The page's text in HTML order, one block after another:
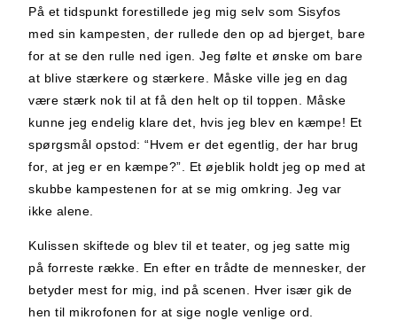
På et tidspunkt forestillede jeg mig selv som Sisyfos
med sin kampesten, der rullede den op ad bjerget, bare
for at se den rulle ned igen. Jeg følte et ønske om bare
at blive stærkere og stærkere. Måske ville jeg en dag
være stærk nok til at få den helt op til toppen. Måske
kunne jeg endelig klare det, hvis jeg blev en kæmpe! Et
spørgsmål opstod: “Hvem er det egentlig, der har brug
for, at jeg er en kæmpe?”. Et øjeblik holdt jeg op med at
skubbe kampestenen for at se mig omkring. Jeg var
ikke alene.
Kulissen skiftede og blev til et teater, og jeg satte mig
på forreste række. En efter en trådte de mennesker, der
betyder mest for mig, ind på scenen. Hver især gik de
hen til mikrofonen for at sige nogle venlige ord.